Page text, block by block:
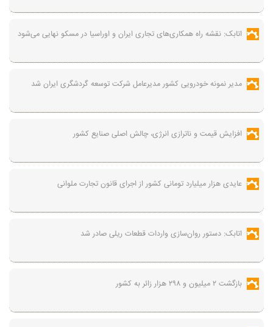
اتابک: نقشه راه همکاری‌های تجاری ایران و اوراسیا در مسکو نهایی می‌شود
مدیر نمونه خودرویی کشور مدیرعامل شرکت توسعه گردشگری ایران شد
افزایش قیمت و ناترازی انرژی، چالش اصلی صنایع کشور
عایدی هزار میلیارد تومانی کشور از اجرای قانون تجارت ملوانی
اتابک: دستور روان‌سازی واردات قطعات ریلی صادر شد
بازگشت ۲ میلیون و ۲۹۸ هزار زائر به کشور